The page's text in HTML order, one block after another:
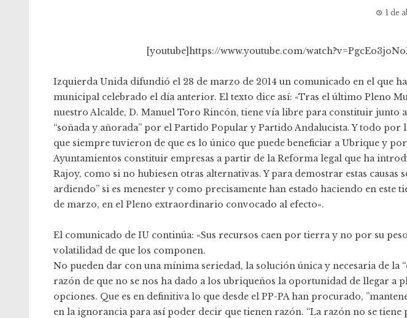
1 de
[youtube]https://www.youtube.com/
Izquierda Unida difundió el 28 de marzo de 2014 un comunicado en el que
municipal celebrado el día anterior. El texto dice así: «Tras el último Pleno
nuestro Alcalde, D. Manuel Toro Rincón, tiene vía libre para constituir junto
“soñada y añorada” por el Partido Popular y Partido Andalucista. Y todo por
que siempre tuvieron de que es lo único que puede beneficiar a Ubrique y
Ayuntamientos constituir empresas a partir de la Reforma legal que ha
Rajoy, como si no hubiesen otras alternativas. Y para demostrar estas causas
ardiendo” si es menester y como precisamente han estado haciendo en este
de marzo, en el Pleno extraordinario convocado al efecto».
El comunicado de IU continúa: «Sus recursos caen por tierra y no por su
volatilidad de que los componen.
No pueden dar con una mínima seriedad, la solución única y necesaria de la
razón de que no se nos ha dado a los ubriqueños la oportunidad de llegar a
opciones. Que es en definitiva lo que desde el PP-PA han procurado,
en la ignorancia para así poder decir que tienen razón. “La razón no se